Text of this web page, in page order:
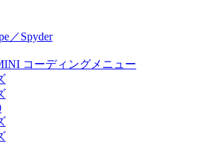
／Spyder
コーディングメニュー